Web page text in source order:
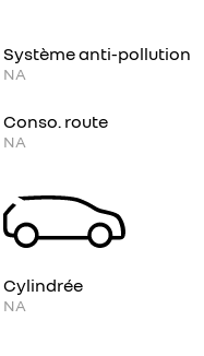
Système anti-pollution
NA
Conso. route
NA
Cylindrée
NA